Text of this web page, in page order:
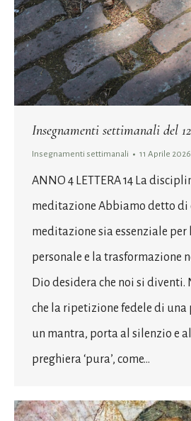
Insegnamenti settimanali del
Insegnamenti settimanali 11 Aprile 2026
ANNO 4 LETTERA 14 La
meditazione Abbiamo detto di
meditazione sia essenziale per
personale e la trasformazione
Dio desidera che noi si diventi.
che la ripetizione fedele di
un mantra, porta al silenzio e
preghiera ‘pura’, come…